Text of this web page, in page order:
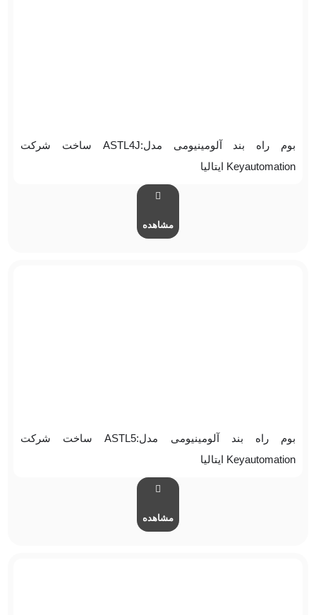
بوم راه بند آلومینیومی مدل:ASTL4J ساخت شرکت
Keyautomation ایتالیا
مشاهده
بوم راه بند آلومینیومی مدل:ASTL5 ساخت شرکت
Keyautomation ایتالیا
مشاهده